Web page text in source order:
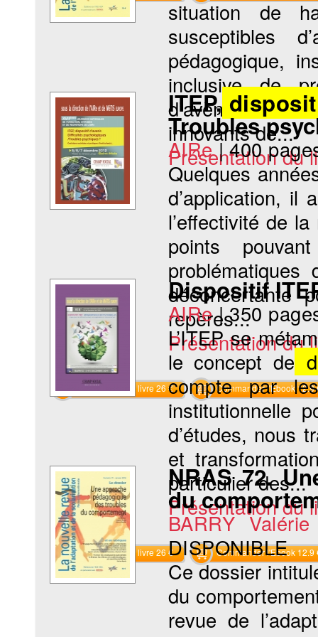
situation de
susceptibles
pédagogique,
inclusive de
d’avènement
innovants de...
Présentation du
ITEP,
Troubles
AIRe |400
Quelques
d’application, il
l’effectivité de
points
déconcertante
repères...
Présentation du
Commander le livre 26 € Commander l'Ebook 12.9
Dispositif
AIRe |350
L’ITEP se
le concept de
compte par
institutionnelle
d’études, nous
et
particulier des...
Présentation du
Commander le livre 26 € Commander l'Ebook 12.9
NRAS 72.
du
BARRY
DISPONIBLE
Ce dossier
du
revue de